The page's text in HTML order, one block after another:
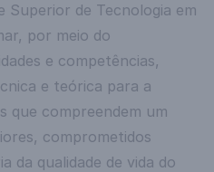
Superior de Tecnologia em
por meio do
e competências,
e teórica para a
que compreendem um
comprometidos
da qualidade de vida do